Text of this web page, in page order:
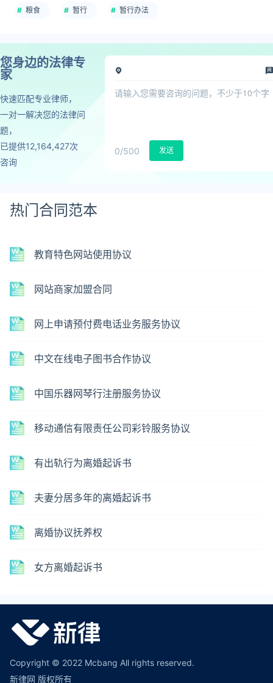
粮食 暂行 暂行办法
您身边的法律专
家
快速匹配专业律师，
一对一解决您的法律问
题，
已提供12,164,427次
咨询
0/500 发送
热门合同范本
教育特色网站使用协议
网站商家加盟合同
网上申请预付费电话业务服务协议
中文在线电子图书合作协议
中国乐器网琴行注册服务协议
移动通信有限责任公司彩铃服务协议
有出轨行为离婚起诉书
夫妻分居多年的离婚起诉书
离婚协议抚养权
女方离婚起诉书
Copyright © 2022 Mcbang All rights reserved.
新律网 版权所有